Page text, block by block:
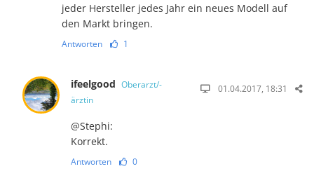
jeder Hersteller jedes Jahr ein neues Modell auf
den Markt bringen.
Antworten 1
ifeelgood Oberarzt/-
ärztin
01.04.2017, 18:31
@Stephi:
Korrekt.
Antworten 0